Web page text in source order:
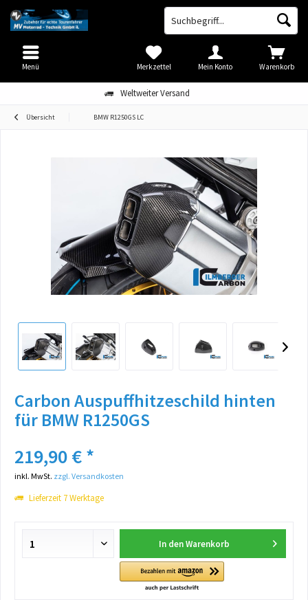
Weltweiter Versand
Warenkorb
Merkzettel Mein Konto
Menü
Übersicht BMW R1250GS LC
Carbon Auspuffhitzeschild hinten
für BMW R1250GS
219,90 € *
inkl. MwSt. zzgl. Versandkosten
Lieferzeit 7 Werktage
In den Warenkorb